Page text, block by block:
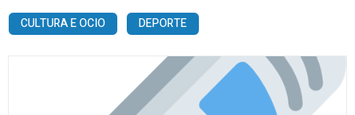
CULTURA E OCIO DEPORTE